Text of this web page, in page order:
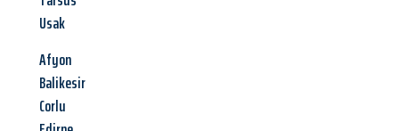
Usak
Afyon
Balikesir
Corlu